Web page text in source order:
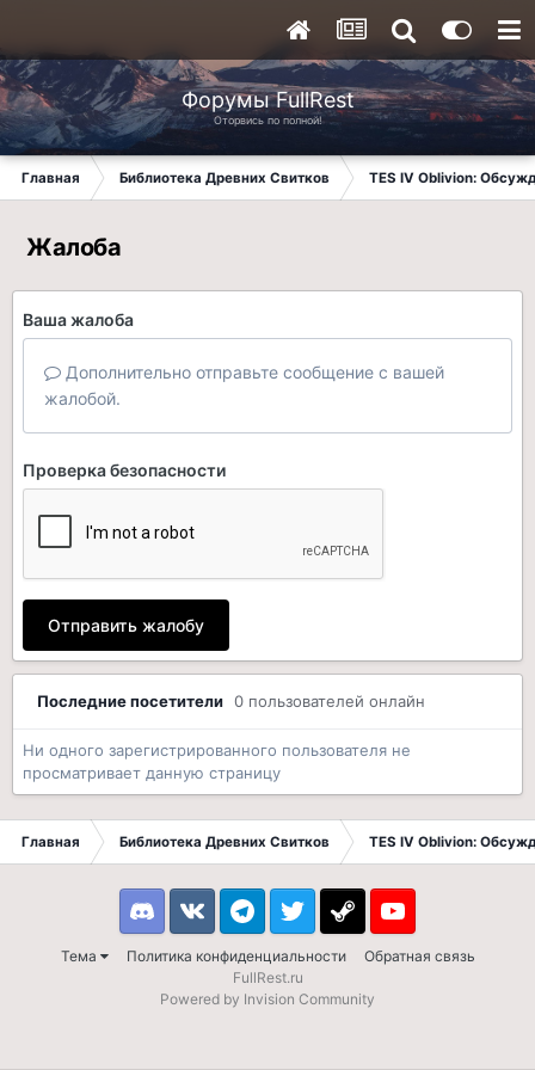
Форумы FullRest
Оторвись по полной!
Главная Библиотека Древних Свитков TES IV Oblivion:
Жалоба
Ваша жалоба
Дополнительно отправьте сообщение с вашей
жалобой.
Проверка безопасности
Отправить жалобу
Последние посетители 0 пользователей онлайн
Ни одного зарегистрированного пользователя не
просматривает данную страницу
Главная Библиотека Древних Свитков TES IV Oblivion:
Тема Политика конфиденциальности Обратная связь
DiscordVK TelegramTwitter Steam Youtube
FullRest.ru
Powered by Invision Community